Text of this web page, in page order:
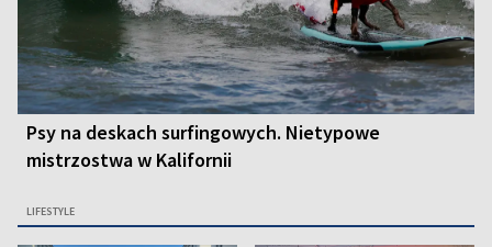
Psy na deskach surfingowych. Nietypowe
mistrzostwa w Kalifornii
LIFESTYLE